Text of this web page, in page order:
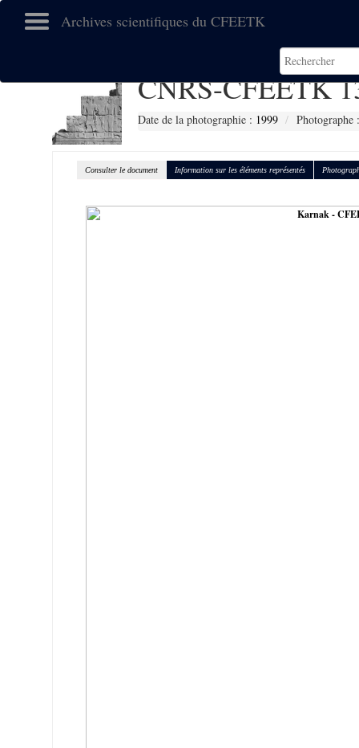
Archives scientifiques du CFEETK
CNRS-CFEETK
Date de la photographie : 1999 Photographe
Consulter le document Information sur les éléments représentés